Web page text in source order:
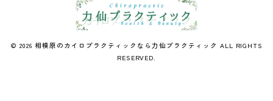
© 2026 相模原のカイロプラクティックなら力仙プラクティック ALL RIGHTS
RESERVED.